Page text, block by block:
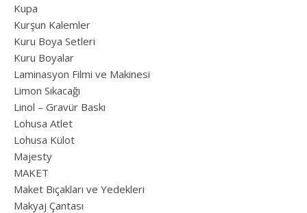
Kupa
Kurşun Kalemler
Kuru Boya Setleri
Kuru Boyalar
Laminasyon Filmi ve Makinesi
Limon Sıkacağı
Linol – Gravür Baskı
Lohusa Atlet
Lohusa Külot
Majesty
MAKET
Maket Bıçakları ve Yedekleri
Makyaj Çantası